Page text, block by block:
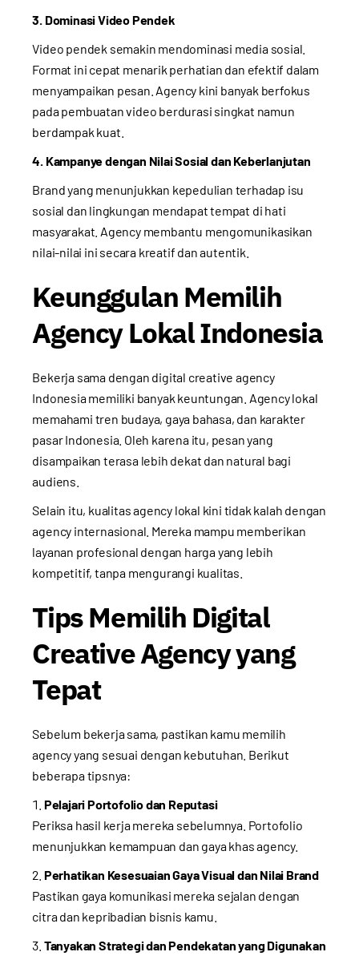
3. Dominasi Video Pendek
Video pendek semakin mendominasi media sosial.
Format ini cepat menarik perhatian dan efektif dalam
menyampaikan pesan. Agency kini banyak berfokus
pada pembuatan video berdurasi singkat namun
berdampak kuat.
4. Kampanye dengan Nilai Sosial dan Keberlanjutan
Brand yang menunjukkan kepedulian terhadap isu
sosial dan lingkungan mendapat tempat di hati
masyarakat. Agency membantu mengomunikasikan
nilai-nilai ini secara kreatif dan autentik.
Keunggulan Memilih
Agency Lokal Indonesia
Bekerja sama dengan digital creative agency
Indonesia memiliki banyak keuntungan. Agency lokal
memahami tren budaya, gaya bahasa, dan karakter
pasar Indonesia. Oleh karena itu, pesan yang
disampaikan terasa lebih dekat dan natural bagi
audiens.
Selain itu, kualitas agency lokal kini tidak kalah dengan
agency internasional. Mereka mampu memberikan
layanan profesional dengan harga yang lebih
kompetitif, tanpa mengurangi kualitas.
Tips Memilih Digital
Creative Agency yang
Tepat
Sebelum bekerja sama, pastikan kamu memilih
agency yang sesuai dengan kebutuhan. Berikut
beberapa tipsnya:
Pelajari Portofolio dan Reputasi
Periksa hasil kerja mereka sebelumnya. Portofolio
menunjukkan kemampuan dan gaya khas agency.
Perhatikan Kesesuaian Gaya Visual dan Nilai Brand
Pastikan gaya komunikasi mereka sejalan dengan
citra dan kepribadian bisnis kamu.
Tanyakan Strategi dan Pendekatan yang Digunakan